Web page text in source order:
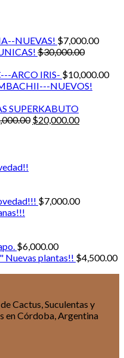
NUEVAS! $7,000.00
$30,000.00
ARCO IRIS- $10,000.00
NUEVOS!
SUPERKABUTO
$20,000.00
$7,000.00
$6,000.00
Nuevas plantas!! $4,500.00
Cactus, Suculentas y
en Córdoba, Argentina